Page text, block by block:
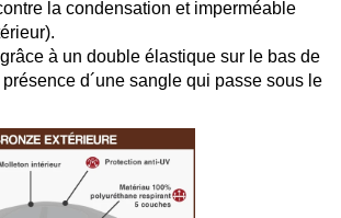
la condensation et imperméable
à un double élastique sur le bas de
d´une sangle qui passe sous le